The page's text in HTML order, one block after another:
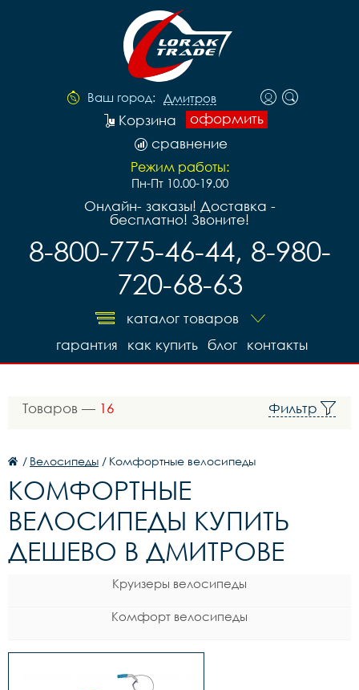
Ваш город: Дмитров
оформить
Корзина
сравнение
Режим работы:
Пн-Пт 10.00-19.00
Онлайн- заказы! Доставка -
бесплатно! Звоните!
8-800-775-46-44, 8-980-
720-68-63
каталог товаров
контакты
блог
как купить
гарантия
Товаров — 16 Фильтр
/ Велосипеды / Комфортные велосипеды
КОМФОРТНЫЕ
ВЕЛОСИПЕДЫ КУПИТЬ
ДЕШЕВО В ДМИТРОВЕ
Круизеры велосипеды
Комфорт велосипеды